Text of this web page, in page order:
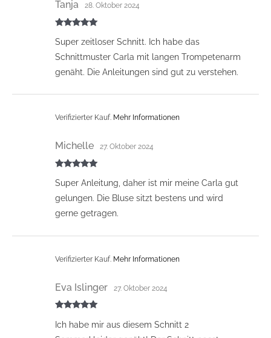
5von 5
Tanja 28. Oktober 2024
Super zeitloser Schnitt. Ich habe das
Schnittmuster Carla mit langen Trompetenarm
genäht. Die Anleitungen sind gut zu verstehen.
5von 5
Michelle 27. Oktober 2024
Super Anleitung, daher ist mir meine Carla gut
gelungen. Die Bluse sitzt bestens und wird
gerne getragen.
Verifizierter Kauf. Mehr Informationen
5von 5
Eva Islinger 27. Oktober 2024
Ich habe mir aus diesem Schnitt 2
Verifizierter Kauf. Mehr Informationen